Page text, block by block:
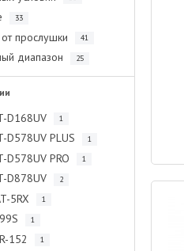
33
прослушки 41
диапазон 25
D168UV 1
D578UV PLUS 1
D578UV PRO 1
D878UV 2
5RX 1
1
152 1